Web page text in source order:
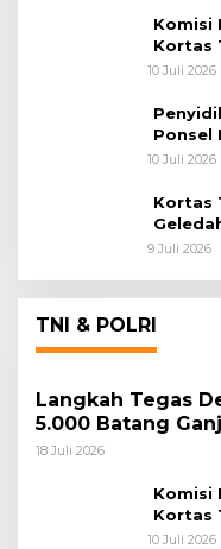
Komisi
Kortas
Korupsi
10 Juli 2026
Ponsel
10 Juli 2026
Kortas
9 Juli 2026
TNI & POLRI
Langkah Tegas
5.000 Batang
Koops TNI Habema
18 Juli 2026
Komisi
Kortas
Korupsi
10 Juli 2026